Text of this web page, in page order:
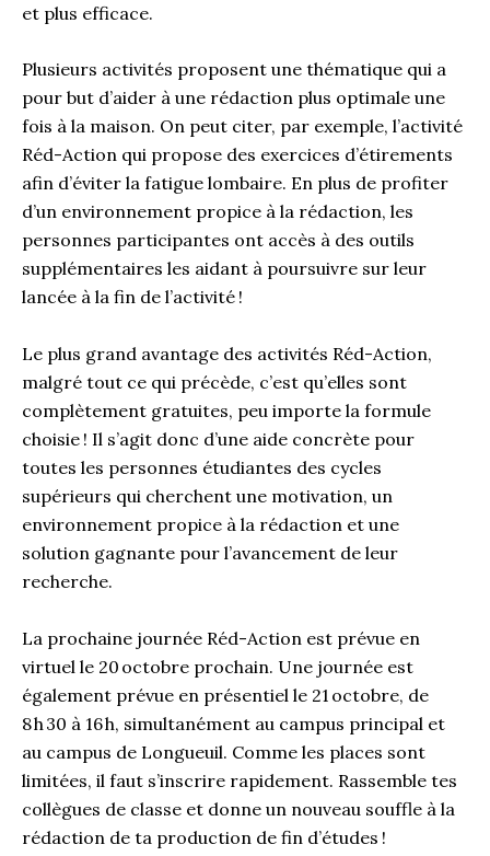
et plus efficace.
Plusieurs activités proposent une thématique qui a
pour but d’aider à une rédaction plus optimale une
fois à la maison. On peut citer, par exemple, l’activité
Réd-Action qui propose des exercices d’étirements
afin d’éviter la fatigue lombaire. En plus de profiter
d’un environnement propice à la rédaction, les
personnes participantes ont accès à des outils
supplémentaires les aidant à poursuivre sur leur
lancée à la fin de l’activité !
Le plus grand avantage des activités Réd-Action,
malgré tout ce qui précède, c’est qu’elles sont
complètement gratuites, peu importe la formule
choisie ! Il s’agit donc d’une aide concrète pour
toutes les personnes étudiantes des cycles
supérieurs qui cherchent une motivation, un
environnement propice à la rédaction et une
solution gagnante pour l’avancement de leur
recherche.
La prochaine journée Réd-Action est prévue en
virtuel le 20 octobre prochain. Une journée est
également prévue en présentiel le 21 octobre, de
8 h 30 à 16 h, simultanément au campus principal et
au campus de Longueuil. Comme les places sont
limitées, il faut s’inscrire rapidement. Rassemble tes
collègues de classe et donne un nouveau souffle à la
rédaction de ta production de fin d’études !